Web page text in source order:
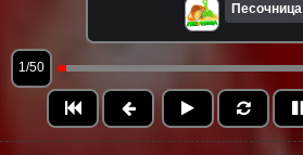
Песочница
1/50